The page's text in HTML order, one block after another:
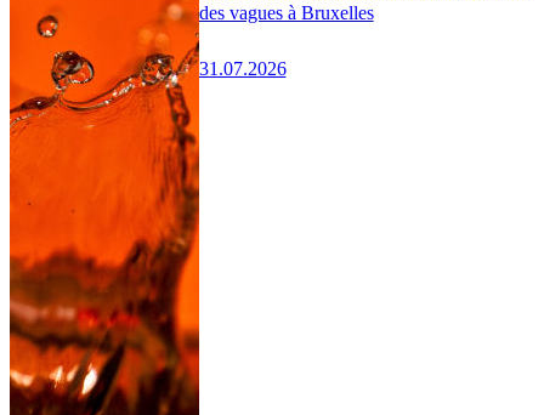
des vagues à Bruxelles
31.07.2026